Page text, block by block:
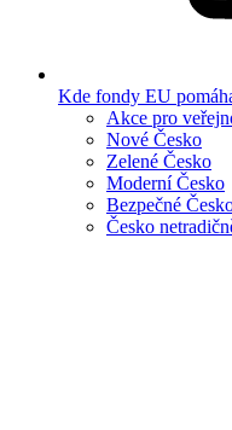
Kde fondy EU
Akce pro
Nové Česko
Zelené Česko
Moderní Česko
Bezpečné
Česko